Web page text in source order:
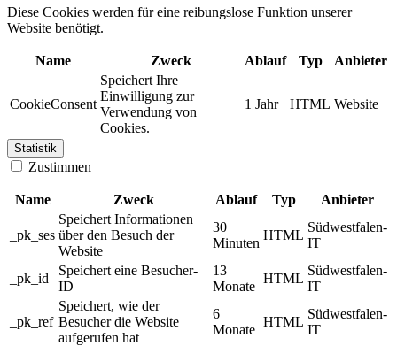
Diese Cookies werden für eine reibungslose Funktion unserer
Website benötigt.
Name Zweck Ablauf Typ Anbieter
CookieConsent
Speichert Ihre
Einwilligung zur
Verwendung von
Cookies.
1 Jahr HTML Website
Statistik
Zustimmen
Name Zweck Ablauf Typ Anbieter
_pk_ses
Speichert Informationen
über den Besuch der
Website
30
Minuten
HTML
Südwestfalen-
IT
_pk_id
Speichert eine Besucher-
ID
13
Monate
HTML
Südwestfalen-
IT
_pk_ref
Speichert, wie der
Besucher die Website
aufgerufen hat
6
Monate
HTML
Südwestfalen-
IT